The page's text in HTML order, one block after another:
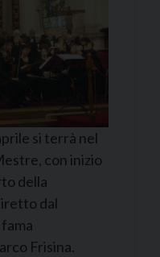
si terrà nel
con inizio
della
dal
Frisina.